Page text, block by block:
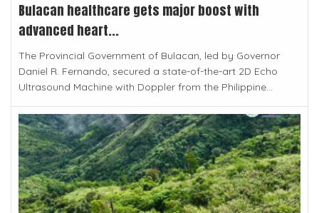
Bulacan healthcare gets major boost with
advanced heart...
The Provincial Government of Bulacan, led by Governor
Daniel R. Fernando, secured a state-of-the-art 2D Echo
Ultrasound Machine with Doppler from the Philippine...